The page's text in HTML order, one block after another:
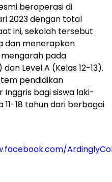
beroperasi di
2023 dengan total
ini, sekolah tersebut
dan menerapkan
pada
dan Level A (Kelas 12-13).
pendidikan
bagi siswa laki-
18 tahun dari berbagai